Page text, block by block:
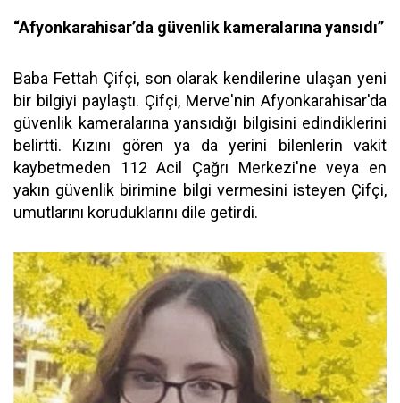
“Afyonkarahisar’da güvenlik kameralarına yansıdı”
Baba Fettah Çifçi, son olarak kendilerine ulaşan yeni
bir bilgiyi paylaştı. Çifçi, Merve'nin Afyonkarahisar'da
güvenlik kameralarına yansıdığı bilgisini edindiklerini
belirtti. Kızını gören ya da yerini bilenlerin vakit
kaybetmeden 112 Acil Çağrı Merkezi'ne veya en
yakın güvenlik birimine bilgi vermesini isteyen Çifçi,
umutlarını koruduklarını dile getirdi.